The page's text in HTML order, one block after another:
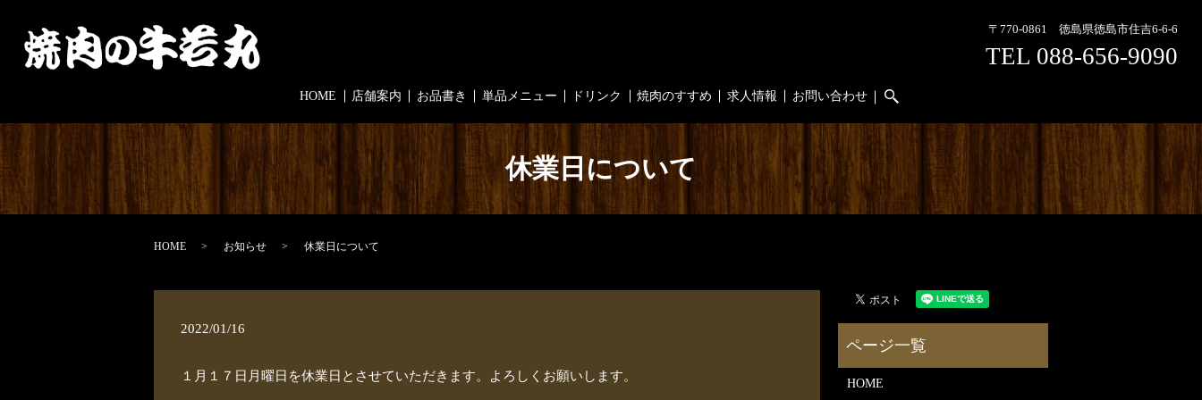
〒770-0861 徳島県徳島市住吉6-6-6
TEL 088-656-9090
HOME 店舗案内 お品書き 単品メニュー ドリンク 焼肉のすすめ 求人情報 お問い合わせ search
休業日について
HOME お知らせ 休業日について
2022/01/16
１月１７日月曜日を休業日とさせていただきます。よろしくお願いします。
HOME